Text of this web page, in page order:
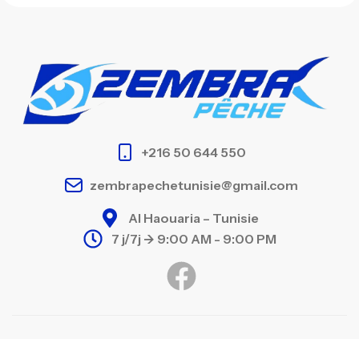
+216 50 644 550
zembrapechetunisie@gmail.com
Al Haouaria – Tunisie
7 j/7j -> 9:00 AM - 9:00 PM